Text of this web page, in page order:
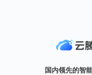
国内领先的智